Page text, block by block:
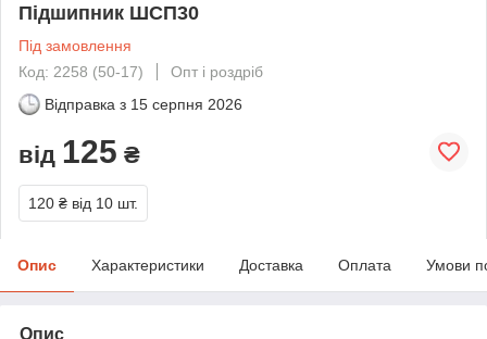
Підшипник ШСП30
Під замовлення
Код: 2258 (50-17)
Опт і роздріб
Відправка з 15 серпня 2026
від 125 ₴
120 ₴ від 10 шт.
Опис Характеристики Доставка Оплата Умови
Опис